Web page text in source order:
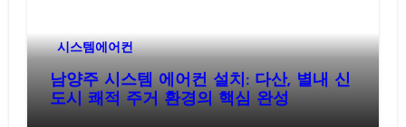
시스템에어컨
남양주 시스템 에어컨 설치: 다산, 별내 신
도시 쾌적 주거 환경의 핵심 완성